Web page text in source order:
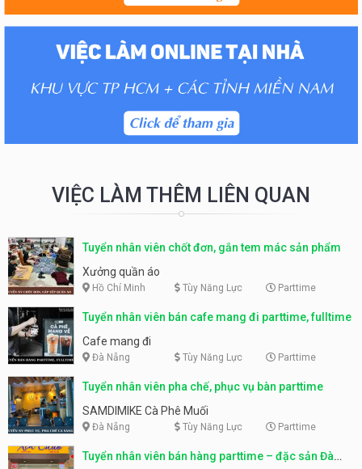
VIỆC LÀM THÊM LIÊN QUAN
Tuyển nhân viên chốt đơn, gắn tem mác sản phẩm
Xưởng quần áo
Hồ Chí Minh Tùy Năng Lực Parttime
Tuyển nhân viên bán cafe mang đi parttime, fulltime
Cafe mang đi
Đà Nẵng Tùy Năng Lực Parttime
Tuyển nhân viên pha chế, phục vụ bàn parttime
SAMDIMIKE Cà Phê Muối
Đà Nẵng Tùy Năng Lực Parttime
Tuyển nhân viên bán hàng parttime – đặc sản Đà